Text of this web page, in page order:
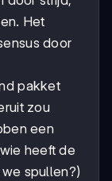
Het
door
pakket
zou
een
heeft de
spullen?)